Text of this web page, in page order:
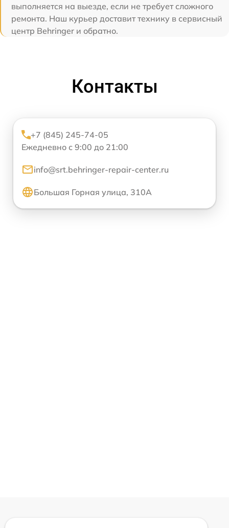
выполняется на выезде, если не требует сложного
ремонта. Наш курьер доставит технику в сервисный
центр Behringer и обратно.
Контакты
+7 (845) 245-74-05
Ежедневно с 9:00 до 21:00
info@srt.behringer-repair-center.ru
Большая Горная улица, 310А